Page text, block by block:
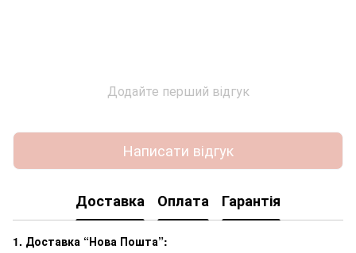
Додайте перший відгук
Написати відгук
Доставка Оплата Гарантія
1. Доставка “Нова Пошта”: